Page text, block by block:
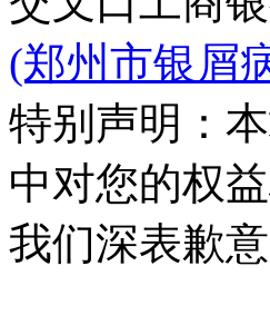
(郑州市银屑
特别声明：
中对您的权
我们深表歉